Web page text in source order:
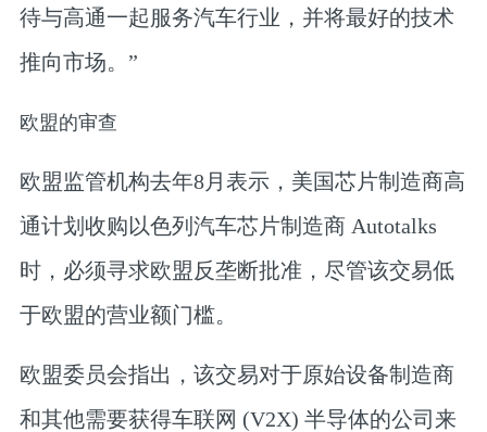
待与高通一起服务汽车行业，并将最好的技术
推向市场。”
欧盟的审查
欧盟监管机构去年8月表示，美国芯片制造商高
通计划收购以色列汽车芯片制造商 Autotalks
时，必须寻求欧盟反垄断批准，尽管该交易低
于欧盟的营业额门槛。
欧盟委员会指出，该交易对于原始设备制造商
和其他需要获得车联网 (V2X) 半导体的公司来